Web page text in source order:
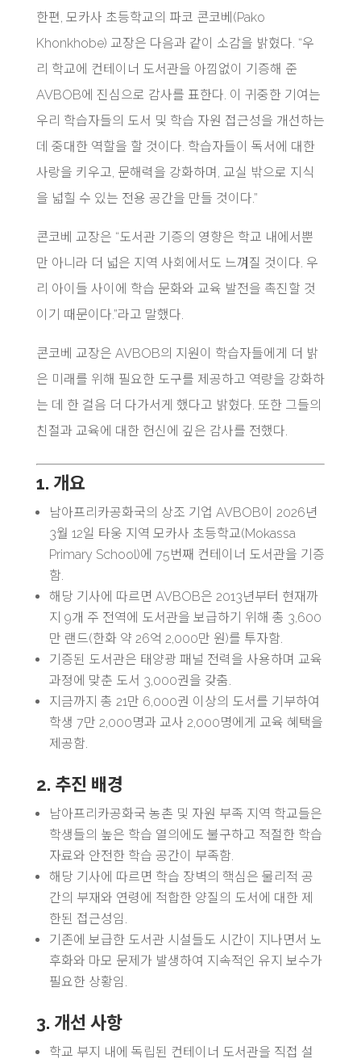
한편, 모카사 초등학교의 파코 콘코베(Pako
Khonkhobe) 교장은 다음과 같이 소감을 밝혔다. “우
리 학교에 컨테이너 도서관을 아낌없이 기증해 준
AVBOB에 진심으로 감사를 표한다. 이 귀중한 기여는
우리 학습자들의 도서 및 학습 자원 접근성을 개선하는
데 중대한 역할을 할 것이다. 학습자들이 독서에 대한
사랑을 키우고, 문해력을 강화하며, 교실 밖으로 지식
을 넓힐 수 있는 전용 공간을 만들 것이다.”
콘코베 교장은 “도서관 기증의 영향은 학교 내에서뿐
만 아니라 더 넓은 지역 사회에서도 느껴질 것이다. 우
리 아이들 사이에 학습 문화와 교육 발전을 촉진할 것
이기 때문이다.”라고 말했다.
콘코베 교장은 AVBOB의 지원이 학습자들에게 더 밝
은 미래를 위해 필요한 도구를 제공하고 역량을 강화하
는 데 한 걸음 더 다가서게 했다고 밝혔다. 또한 그들의
친절과 교육에 대한 헌신에 깊은 감사를 전했다.
1. 개요
남아프리카공화국의 상조 기업 AVBOB이 2026년
3월 12일 타웅 지역 모카사 초등학교(Mokassa
Primary School)에 75번째 컨테이너 도서관을 기증
함.
해당 기사에 따르면 AVBOB은 2013년부터 현재까
지 9개 주 전역에 도서관을 보급하기 위해 총 3,600
만 랜드(한화 약 26억 2,000만 원)를 투자함.
기증된 도서관은 태양광 패널 전력을 사용하며 교육
과정에 맞춘 도서 3,000권을 갖춤.
지금까지 총 21만 6,000권 이상의 도서를 기부하여
학생 7만 2,000명과 교사 2,000명에게 교육 혜택을
제공함.
2. 추진 배경
남아프리카공화국 농촌 및 자원 부족 지역 학교들은
학생들의 높은 학습 열의에도 불구하고 적절한 학습
자료와 안전한 학습 공간이 부족함.
해당 기사에 따르면 학습 장벽의 핵심은 물리적 공
간의 부재와 연령에 적합한 양질의 도서에 대한 제
한된 접근성임.
기존에 보급한 도서관 시설들도 시간이 지나면서 노
후화와 마모 문제가 발생하여 지속적인 유지 보수가
필요한 상황임.
3. 개선 사항
학교 부지 내에 독립된 컨테이너 도서관을 직접 설